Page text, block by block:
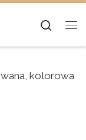
kolorowa